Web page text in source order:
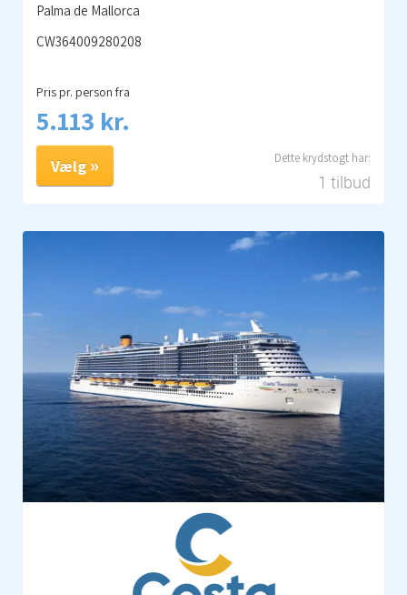
Palma de Mallorca
CW364009280208
Pris pr. person fra
5.113 kr.
1 tilbud
Vælg